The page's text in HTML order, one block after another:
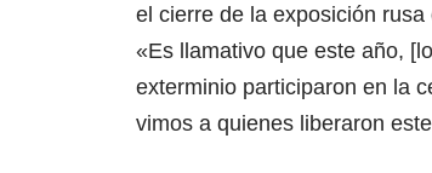
el cierre de la exposición
«Es llamativo que este año,
exterminio participaron en la
vimos a quienes liberaron